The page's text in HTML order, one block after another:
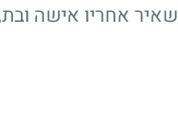
אחריו אישה